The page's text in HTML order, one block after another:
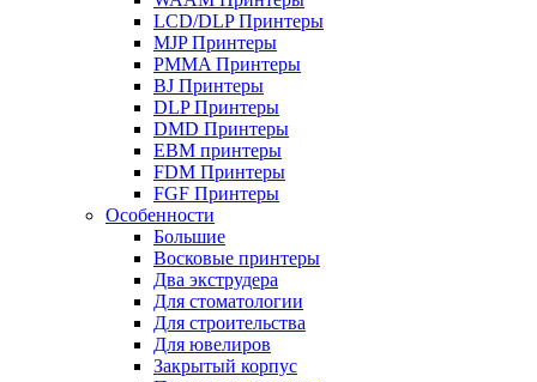
LCD/DLP Принтеры
MJP Принтеры
PMMA Принтеры
BJ Принтеры
DLP Принтеры
DMD Принтеры
EBM принтеры
FDM Принтеры
FGF Принтеры
Особенности
Большие
Восковые принтеры
Два экструдера
Для стоматологии
Для строительства
Для ювелиров
Закрытый корпус